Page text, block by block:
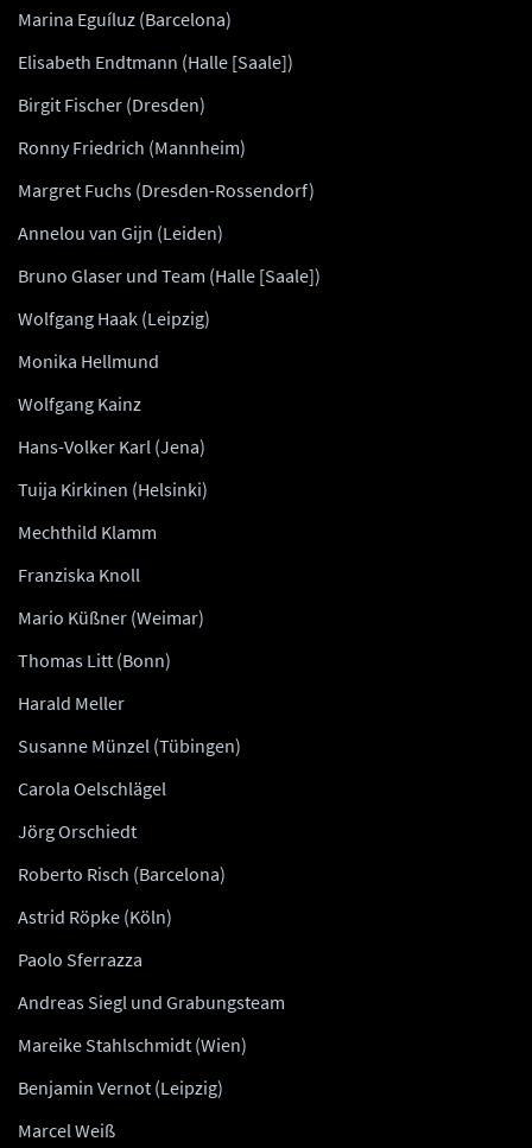
Marina Eguíluz (Barcelona)
Elisabeth Endtmann (Halle [Saale])
Birgit Fischer (Dresden)
Ronny Friedrich (Mannheim)
Margret Fuchs (Dresden-Rossendorf)
Annelou van Gijn (Leiden)
Bruno Glaser und Team (Halle [Saale])
Wolfgang Haak (Leipzig)
Monika Hellmund
Wolfgang Kainz
Hans-Volker Karl (Jena)
Tuija Kirkinen (Helsinki)
Mechthild Klamm
Franziska Knoll
Mario Küßner (Weimar)
Thomas Litt (Bonn)
Harald Meller
Susanne Münzel (Tübingen)
Carola Oelschlägel
Jörg Orschiedt
Roberto Risch (Barcelona)
Astrid Röpke (Köln)
Paolo Sferrazza
Andreas Siegl und Grabungsteam
Mareike Stahlschmidt (Wien)
Benjamin Vernot (Leipzig)
Marcel Weiß